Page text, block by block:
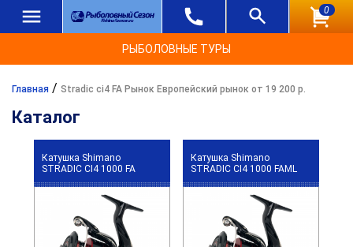
0
РЫБОЛОВНЫЕ ТУРЫ
Главная / Stradic ci4 FA Рынок Европейский рынок от 19 200 р.
Каталог
Катушка Shimano
STRADIC CI4 1000 FA
Катушка Shimano
STRADIC CI4 1000 FAML